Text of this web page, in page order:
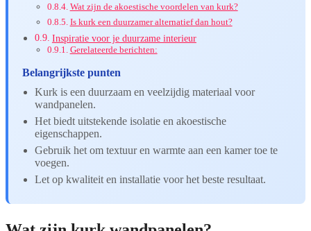
Wat zijn de akoestische voordelen van kurk?
Is kurk een duurzamer alternatief dan hout?
Inspiratie voor je duurzame interieur
Gerelateerde berichten:
Belangrijkste punten
Kurk is een duurzaam en veelzijdig materiaal voor
wandpanelen.
Het biedt uitstekende isolatie en akoestische
eigenschappen.
Gebruik het om textuur en warmte aan een kamer toe te
voegen.
Let op kwaliteit en installatie voor het beste resultaat.